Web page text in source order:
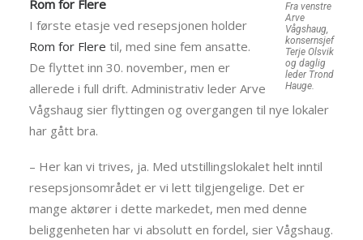
Fra venstre
Arve
Vågshaug,
konsernsjef
Terje Olsvik
og daglig
leder Trond
Hauge.
Rom for Flere
I første etasje ved resepsjonen holder
Rom for Flere til, med sine fem ansatte.
De flyttet inn 30. november, men er
allerede i full drift. Administrativ leder Arve
Vågshaug sier flyttingen og overgangen til nye lokaler
har gått bra.
– Her kan vi trives, ja. Med utstillingslokalet helt inntil
resepsjonsområdet er vi lett tilgjengelige. Det er
mange aktører i dette markedet, men med denne
beliggenheten har vi absolutt en fordel, sier Vågshaug.